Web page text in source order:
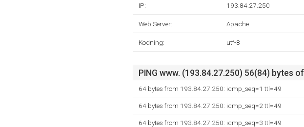
IP: 193.84.27.250
Web Server: Apache
Kodning: utf-8
PING www. (193.84.27.250) 56(84) bytes
64 bytes from 193.84.27.250: icmp_seq=1 ttl=49
64 bytes from 193.84.27.250: icmp_seq=2 ttl=49
64 bytes from 193.84.27.250: icmp_seq=3 ttl=49